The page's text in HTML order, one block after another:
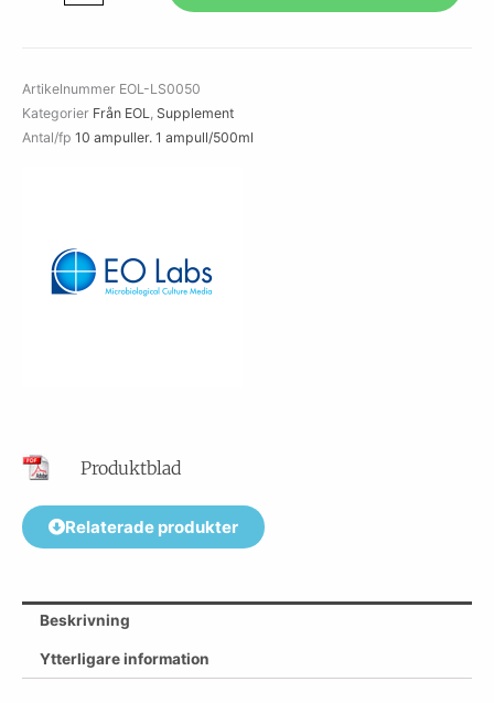
Artikelnummer EOL-LS0050
Kategorier Från EOL, Supplement
Antal/fp 10 ampuller. 1 ampull/500ml
Produktblad
Relaterade produkter
Beskrivning
Ytterligare information